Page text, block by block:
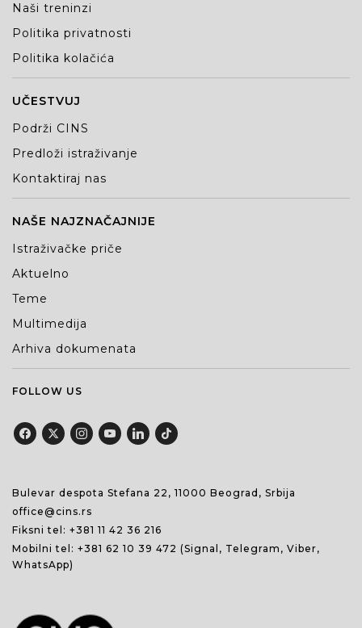
Naši treninzi
Politika privatnosti
Politika kolačića
UČESTVUJ
Podrži CINS
Predloži istraživanje
Kontaktiraj nas
NAŠE NAJZNAČAJNIJE
Istraživačke priče
Aktuelno
Teme
Multimedija
Arhiva dokumenata
FOLLOW US
Bulevar despota Stefana 22, 11000 Beograd, Srbija
office@cins.rs
Fiksni tel: +381 11 42 36 216
Mobilni tel: +381 62 10 39 472 (Signal, Telegram, Viber,
WhatsApp)